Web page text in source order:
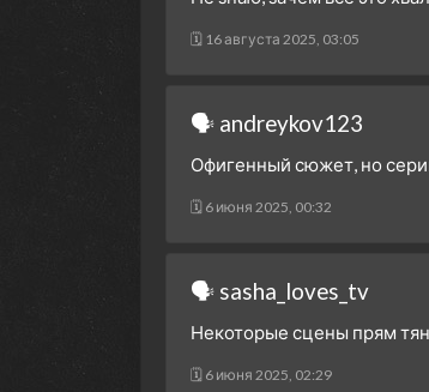
🗓 16 августа 2025, 03:05
🗣 andreykov123
Офигенный сюжет, но
🗓 6 июня 2025, 00:32
🗣 sasha_loves_tv
Некоторые сцены прям
🗓 6 июня 2025, 02:29